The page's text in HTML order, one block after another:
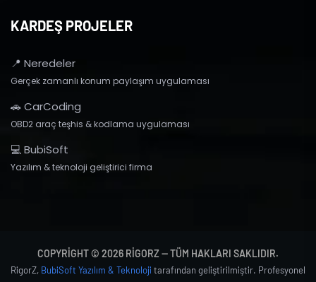
KARDEŞ PROJELER
📍 Neredeler
Gerçek zamanlı konum paylaşım uygulaması
🚗 CarCoding
OBD2 araç teşhis & kodlama uygulaması
💻 BubiSoft
Yazılım & teknoloji geliştirici firma
COPYRIGHT © 2026 RIGORZ — TÜM HAKLARI SAKLIDIR.
RigorZ, BubiSoft Yazılım & Teknoloji tarafından geliştirilmiştir. Profesyonel